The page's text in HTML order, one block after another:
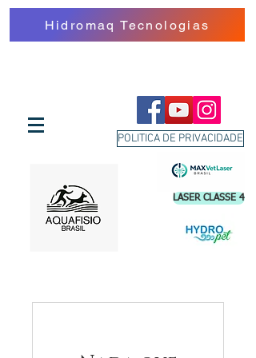
Hidromaq Tecnologias
POLITICA DE PRIVACIDADE
LASER CLASSE 4